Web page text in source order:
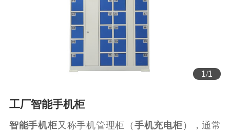
1/1
工厂智能手机柜
智能手机柜又称手机管理柜（ 手机充电柜 ），通常